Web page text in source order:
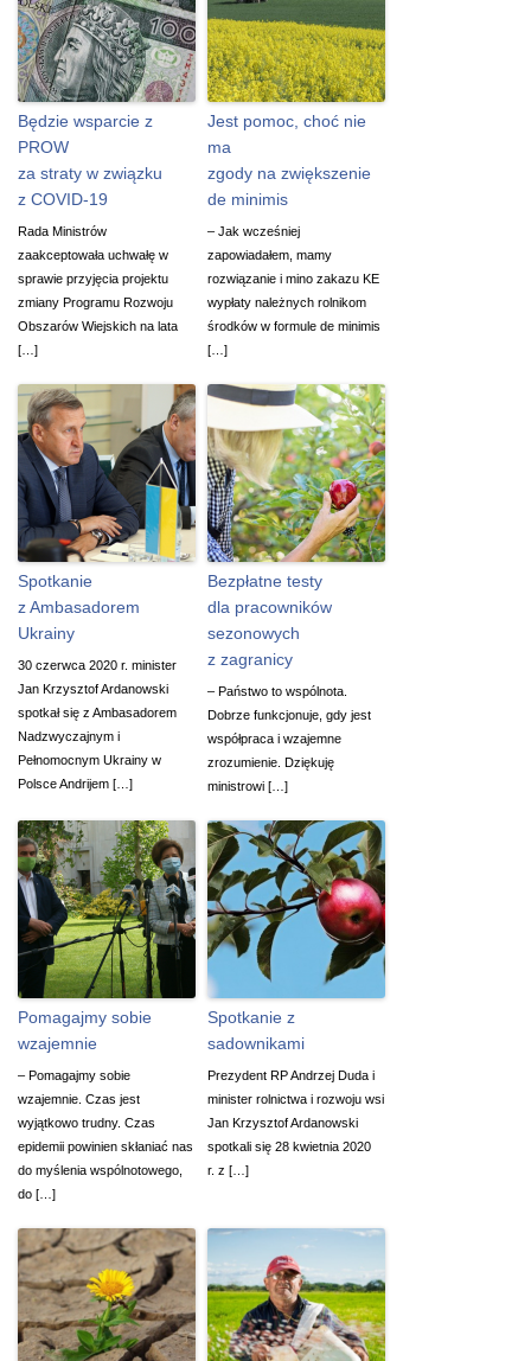
Będzie wsparcie z
PROW
za straty w związku
z COVID-19
Rada Ministrów
zaakceptowała uchwałę w
sprawie przyjęcia projektu
zmiany Programu Rozwoju
Obszarów Wiejskich na lata
[…]
Jest pomoc, choć nie
ma
zgody na zwiększenie
de minimis
– Jak wcześniej
zapowiadałem, mamy
rozwiązanie i mino zakazu KE
wypłaty należnych rolnikom
środków w formule de minimis
[…]
Spotkanie
z Ambasadorem
Ukrainy
30 czerwca 2020 r. minister
Jan Krzysztof Ardanowski
spotkał się z Ambasadorem
Nadzwyczajnym i
Pełnomocnym Ukrainy w
Polsce Andrijem […]
Bezpłatne testy
dla pracowników
sezonowych
z zagranicy
– Państwo to wspólnota.
Dobrze funkcjonuje, gdy jest
współpraca i wzajemne
zrozumienie. Dziękuję
ministrowi […]
Pomagajmy sobie
wzajemnie
– Pomagajmy sobie
wzajemnie. Czas jest
wyjątkowo trudny. Czas
epidemii powinien skłaniać nas
do myślenia wspólnotowego,
do […]
Spotkanie z
sadownikami
Prezydent RP Andrzej Duda i
minister rolnictwa i rozwoju wsi
Jan Krzysztof Ardanowski
spotkali się 28 kwietnia 2020
r. z […]